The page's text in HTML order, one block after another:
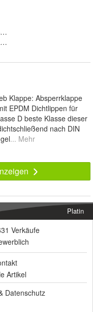
Klappe: Absperrklappe
EPDM Dichtlippen für
D beste Klasse dieser
nach DIN
... Mehr
Platin
Verkäufe
Artikel
Datenschutz